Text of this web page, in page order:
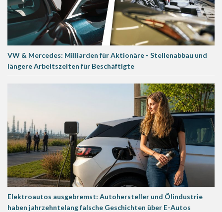
VW & Mercedes: Milliarden für Aktionäre - Stellenabbau und
längere Arbeitszeiten für Beschäftigte
Elektroautos ausgebremst: Autohersteller und Ölindustrie
haben jahrzehntelang falsche Geschichten über E-Autos